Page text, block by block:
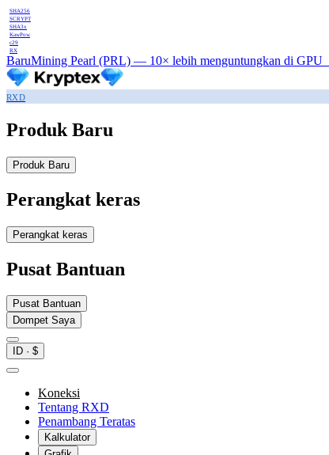
SHA256
SCRYPT
SHA3x
KawPow
c29
RX
BaruMining Pearl (PRL) — 10× lebih menguntungkan di GPU
RXD
Produk Baru
Produk Baru
Perangkat keras
Perangkat keras
Pusat Bantuan
Pusat Bantuan
Dompet Saya
ID · $
Koneksi
Tentang RXD
Penambang Teratas
Kalkulator